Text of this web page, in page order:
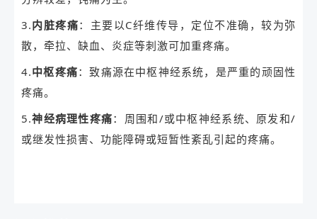
3.内脏疼痛：主要以C纤维传导，定位不准确，较为弥
散，牵拉、缺血、炎症等刺激可加重疼痛。
4.中枢疼痛：致痛源在中枢神经系统，是严重的顽固性
疼痛。
5.神经病理性疼痛：周围和/或中枢神经系统、原发和/
或继发性损害、功能障碍或短暂性紊乱引起的疼痛。